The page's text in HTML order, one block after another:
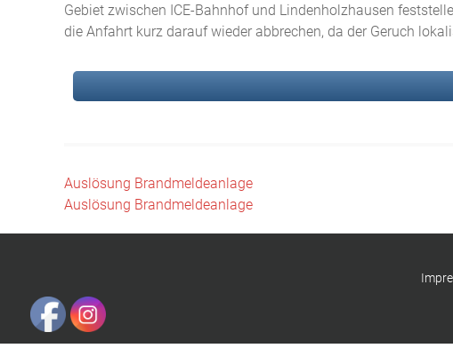
Gebiet zwischen ICE-Bahnhof und Lindenholzhausen
die Anfahrt kurz darauf wieder abbrechen, da der Geruch
Beitragsnavigation
Auslösung Brandmeldeanlage
Auslösung Brandmeldeanlage